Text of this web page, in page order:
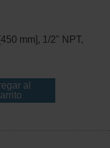
mm], 1/2" NPT,
al